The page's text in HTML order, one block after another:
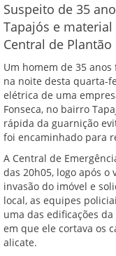
Suspeito de 35
Tapajós e
Central de
Um homem de 35
na noite desta quarta-
elétrica de uma
Fonseca, no bairro
rápida da guarnição
foi encaminhado para
A Central de
das 20h05, logo após
invasão do imóvel e
local, as equipes
uma das edificações
em que ele cortava os
alicate.